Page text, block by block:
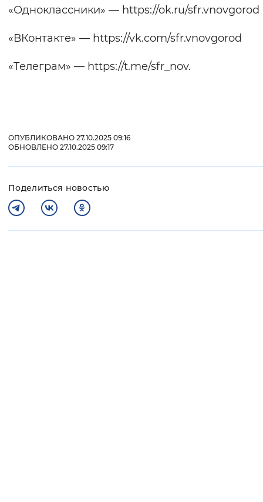
«Одноклассники» — https://ok.ru/sfr.vnovgorod
«ВКонтакте» — https://vk.com/sfr.vnovgorod
«Телеграм» — https://t.me/sfr_nov.
ОПУБЛИКОВАНО 27.10.2025 09:16
ОБНОВЛЕНО 27.10.2025 09:17
Поделиться новостью